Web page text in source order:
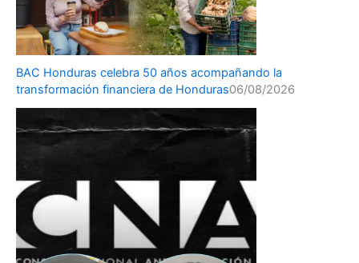
BAC Honduras celebra 50 años acompañando la
transformación financiera de Honduras06/08/2026